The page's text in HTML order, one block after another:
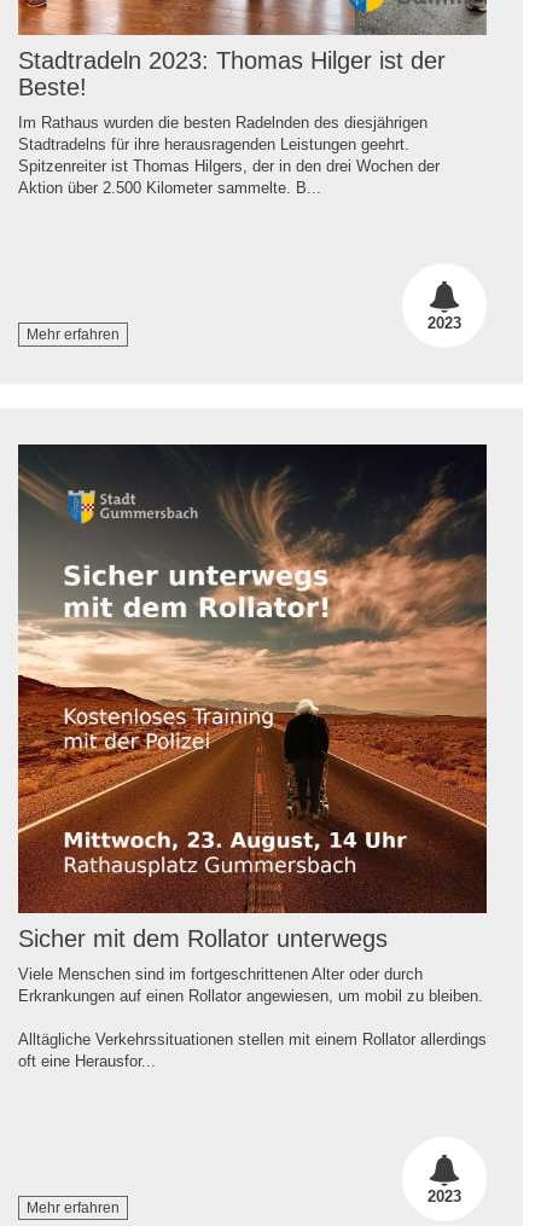
Stadtradeln 2023: Thomas Hilger ist der
Beste!
Im Rathaus wurden die besten Radelnden des diesjährigen
Stadtradelns für ihre herausragenden Leistungen geehrt.
Spitzenreiter ist Thomas Hilgers, der in den drei Wochen der
Aktion über 2.500 Kilometer sammelte. B...
Mehr erfahren
2023
Sicher mit dem Rollator unterwegs
Viele Menschen sind im fortgeschrittenen Alter oder durch
Erkrankungen auf einen Rollator angewiesen, um mobil zu bleiben.
Alltägliche Verkehrssituationen stellen mit einem Rollator allerdings
oft eine Herausfor...
Mehr erfahren
2023